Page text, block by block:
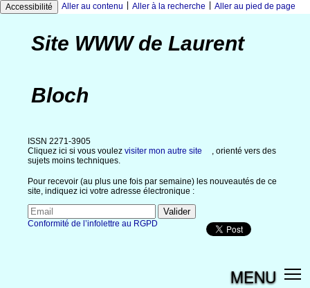
Accessibilité Aller au contenu Aller à la recherche Aller au pied de page
Site WWW de Laurent
Bloch
ISSN 2271-3905
Cliquez ici si vous voulez visiter mon autre site
, orienté vers des
sujets moins techniques.
Pour recevoir (au plus une fois par semaine) les nouveautés de ce
site, indiquez ici votre adresse électronique :
Conformité de l’infolettre au RGPD
MENU